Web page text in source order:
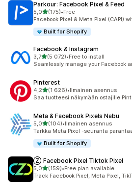
Parkour: Facebook Pixel & Feed
5,0/ 5 tähteä
(175)
175 arvostelua yhteensä
•Free
Facebook Pixel & Meta Pixel (CAPI)
Built for Shopify
Facebook & Instagram
3,7/ 5 tähteä
(5 072)
5072 arvostelua yhteensä
•Free to install
Seamlessly manage your Facebook
Pinterest
4,2/ 5 tähteä
(1 626)
1626 arvostelua yhteensä
•Ilmainen asennus
Saa tuotteesi näkymään ostajille
Meta & Facebook Pixels Nabu
5,0/ 5 tähteä
(104)
104 arvostelua yhteensä
•Ilmainen asennus
Tarkka Meta Pixel -seuranta
Built for Shopify
Ⓩ Facebook Pixel Tiktok Pixel
5,0/ 5 tähteä
(159)
159 arvostelua yhteensä
•Free plan available
Track Facebook Pixel, Meta Pixel,